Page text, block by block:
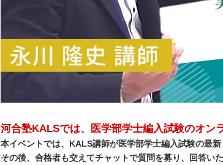
河合塾KALSでは、医学部学士編入試験のオン
本イベントでは、KALS講師が医学部学士編入試験の最
その後、合格者も交えてチャットで質問を募り、回答い